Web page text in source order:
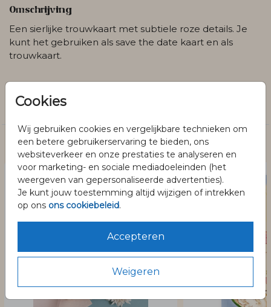
Cookies
Wij gebruiken cookies en vergelijkbare technieken om
een betere gebruikerservaring te bieden, ons
websiteverkeer en onze prestaties te analyseren en
voor marketing- en sociale mediadoeleinden (het
weergeven van gepersonaliseerde advertenties).
Je kunt jouw toestemming altijd wijzigen of intrekken
op ons ons cookiebeleid.
Accepteren
Weigeren
Omschrijving
Een sierlijke trouwkaart met subtiele roze details. Je
kunt het gebruiken als save the date kaart en als
trouwkaart.
Trouwen
Dit vind je misschien ook leuk